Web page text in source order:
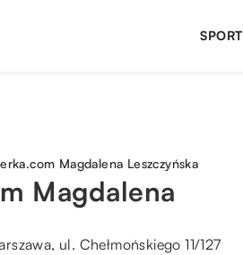
SPORT
Magdalena Leszczyńska
Magdalena
ul. Chełmońskiego 11/127